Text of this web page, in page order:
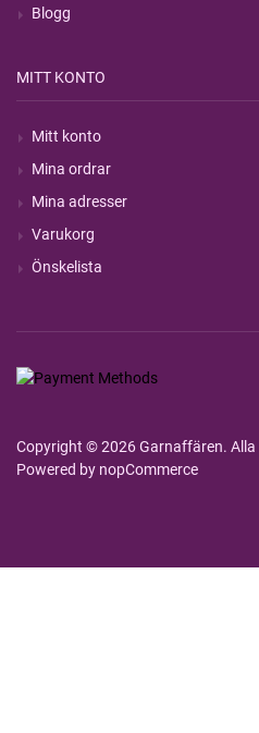
Blogg
MITT KONTO
Mitt konto
Mina ordrar
Mina adresser
Varukorg
Önskelista
Copyright © 2026 Garnaffären.
Powered by nopCommerce